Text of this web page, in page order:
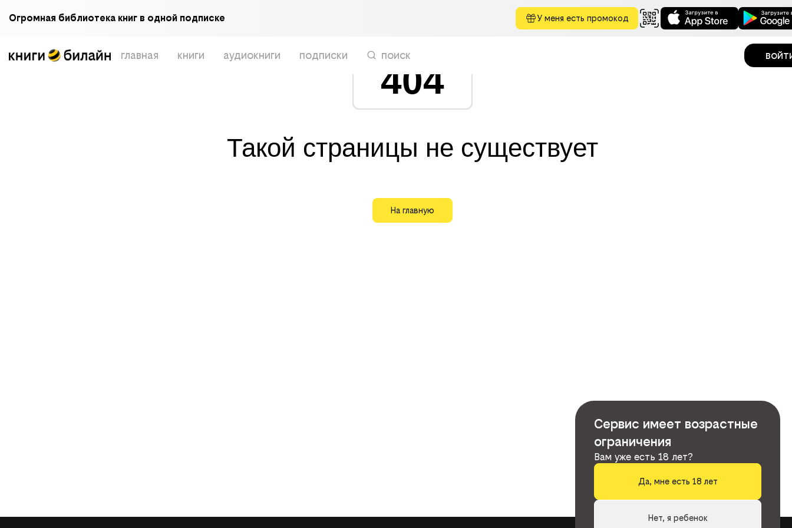
Огромная библиотека книг в одной подписке У меня есть промокод
главная книги аудиокниги подписки поиск
404
Такой страницы не существует
На главную
Сервис имеет возрастные
ограничения
Вам уже есть 18 лет?
Да, мне есть 18 лет
Нет, я ребенок